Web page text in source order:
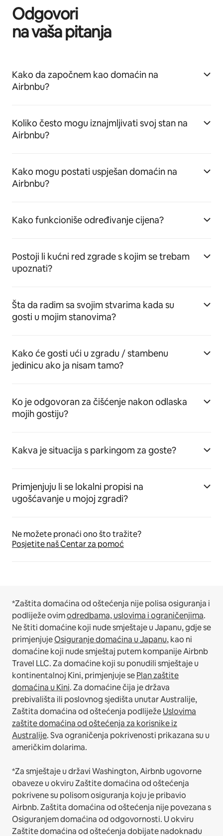
Odgovori
na vaša pitanja
Kako da započnem kao domaćin na
Airbnbu?
Koliko često mogu iznajmljivati svoj stan na
Airbnbu?
Kako mogu postati uspješan domaćin na
Airbnbu?
Kako funkcioniše određivanje cijena?
Postoji li kućni red zgrade s kojim se trebam
upoznati?
Šta da radim sa svojim stvarima kada su
gosti u mojim stanovima?
Kako će gosti ući u zgradu / stambenu
jedinicu ako ja nisam tamo?
Ko je odgovoran za čišćenje nakon odlaska
mojih gostiju?
Kakva je situacija s parkingom za goste?
Primjenjuju li se lokalni propisi na
ugošćavanje u mojoj zgradi?
Ne možete pronaći ono što tražite?
Posjetite naš Centar za pomoć
*Zaštita domaćina od oštećenja nije polisa osiguranja i
podliježe ovimodredbama, uslovima i ograničenjima.
Ne štiti domaćine koji nude smještaje u Japanu, gdje se
primjenjujeOsiguranje domaćina u Japanu, kao ni
domaćine koji nude smještaj putem kompanije Airbnb
Travel LLC.Za domaćine koji su ponudili smještaje u
kontinentalnoj Kini, primjenjuje sePlan zaštite
domaćina u Kini.Za domaćine čija je država
prebivališta ili poslovnog sjedišta unutar Australije,
Zaštita domaćina od oštećenja podliježeUslovima
zaštite domaćina od oštećenja za korisnike iz
Australije. Sva ograničenja pokrivenosti prikazana su u
američkim dolarima.
*Za smještaje u državi Washington, Airbnb ugovorne
obaveze u okviru Zaštite domaćina od oštećenja
pokrivene su polisom osiguranja koju je pribavio
Airbnb. Zaštita domaćina od oštećenja nije povezana s
Osiguranjem domaćina od odgovornosti. U okviru
Zaštite domaćina od oštećenja dobijate nadoknadu